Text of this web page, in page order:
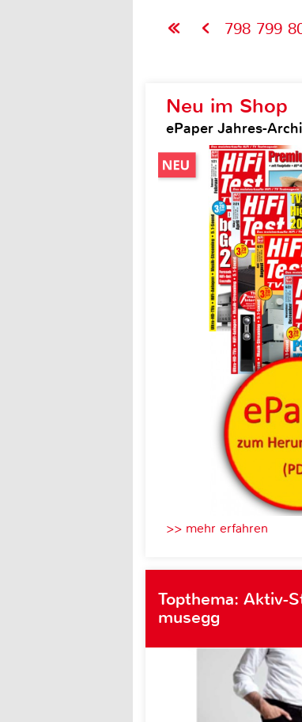
798 799
Neu im Shop
ePaper Jahres-
>> mehr erfahren
Topthema: Aktiv-
musegg